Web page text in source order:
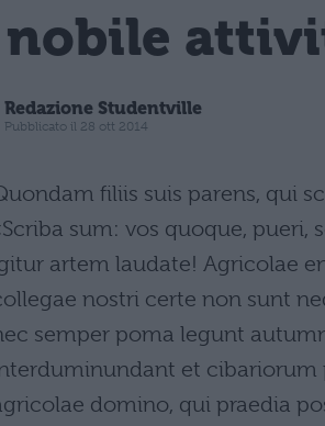
nobile
Redazione Studentville
Pubblicato il 28 ott 2014
filiis suis parens, qui
sum: vos quoque, pueri,
artem laudate! Agricolae
nostri certe non sunt
semper poma legunt
et cibariorum
domino, qui praedia